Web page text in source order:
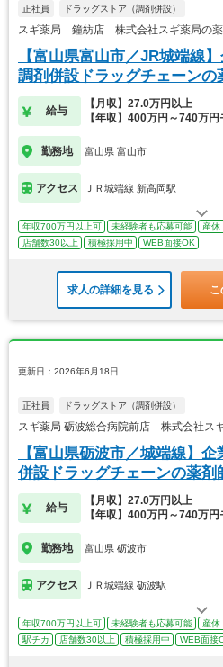
正社員 ドラッグストア（調剤併設）
スギ薬局 鐘紡店 株式会社スギ薬局の薬
【富山県富山市／JR城端線
調剤併設ドラッグチェーンの
給与
【月収】27.0万円以上
【年収】400万円～740万円
勤務地 富山県 富山市
アクセス ＪＲ城端線 新高岡駅
年収700万円以上可 未経験者も応募可能 産休
店舗数30以上
積極採用中 WEB面接OK
求人の詳細を見る こ
更新日：2026年6月18日
正社員 ドラッグストア（調剤併設）
スギ薬局 砺波総合病院前店 株式会社ス
【富山県砺波市／城端線】
併設ドラッグチェーンの薬剤
給与
【月収】27.0万円以上
【年収】400万円～740万円
勤務地 富山県 砺波市
アクセス ＪＲ城端線 砺波駅
年収700万円以上可 未経験者も応募可能 産休
駅チカ
店舗数30以上 積極採用中 WEB面接